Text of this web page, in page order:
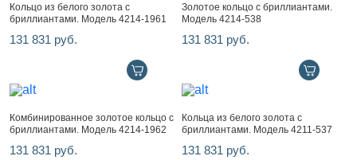
Кольцо из белого золота с
бриллиантами. Модель 4214-1961
131 831 руб.
Золотое кольцо с бриллиантами.
Модель 4214-538
131 831 руб.
Комбинированное золотое кольцо с
бриллиантами. Модель 4214-1962
131 831 руб.
Кольца из белого золота с
бриллиантами. Модель 4211-537
131 831 руб.